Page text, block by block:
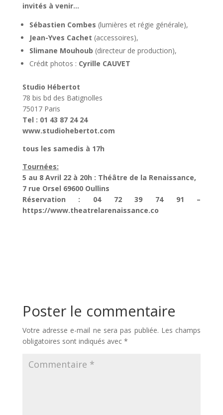
invités à venir…
Sébastien Combes (lumières et régie générale),
Jean-Yves Cachet (accessoires),
Slimane Mouhoub (directeur de production),
Crédit photos : Cyrille CAUVET
Studio Hébertot
78 bis bd des Batignolles
75017 Paris
Tel : 01 43 87 24 24
www.studiohebertot.com
tous les samedis à 17h
Tournées:
5 au 8 Avril 22 à 20h : Théâtre de la Renaissance,
7 rue Orsel 69600 Oullins
Réservation : 04 72 39 74 91 –
https://www.theatrelarenaissance.co
Poster le commentaire
Votre adresse e-mail ne sera pas publiée. Les champs
obligatoires sont indiqués avec *